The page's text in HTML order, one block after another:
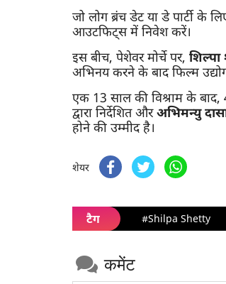
जो लोग ब्रंच डेट या डे पार्टी के
आउटफिट्स में निवेश करें।
इस बीच, पेशेवर मोर्चे पर, शिल्पा
अभिनय करने के बाद फिल्म
एक 13 साल की विश्राम के बाद,
द्वारा निर्देशित औरअभिमन्यु
होने की उम्मीद है।
शेयर
टैग #Shilpa Shetty
कमेंट